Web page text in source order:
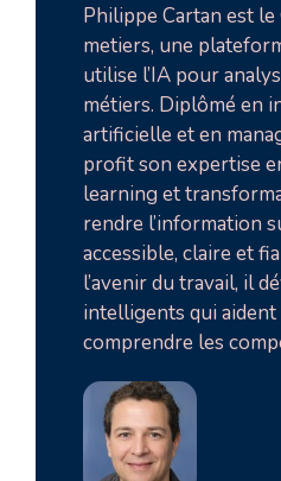
Philippe Cartan est le
metiers, une
utilise l’IA pour
métiers. Diplômé en
artificielle et en
profit son expertise
learning et
rendre l’information
accessible, claire et
l’avenir du travail, il
intelligents qui aident
comprendre les